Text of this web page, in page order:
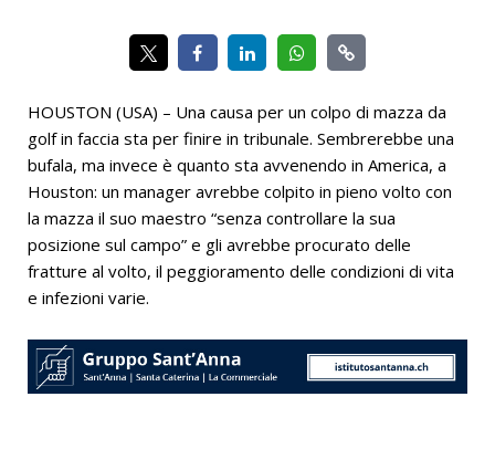
HOUSTON (USA) – Una causa per un colpo di mazza da
golf in faccia sta per finire in tribunale. Sembrerebbe una
bufala, ma invece è quanto sta avvenendo in America, a
Houston: un manager avrebbe colpito in pieno volto con
la mazza il suo maestro “senza controllare la sua
posizione sul campo” e gli avrebbe procurato delle
fratture al volto, il peggioramento delle condizioni di vita
e infezioni varie.